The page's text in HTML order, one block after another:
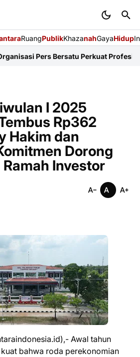
RuangPublikKhazanahGayaHidup
Pers Bersatu Perkuat Profesionalisme
I 2025
Rp362
Hakim dan
Dorong
Investor
Awal tahun
bahwa roda perekonomian